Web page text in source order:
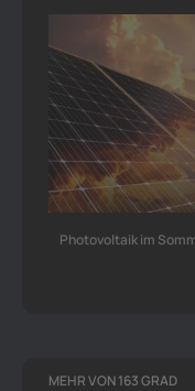
Photovoltaik im
MEHR VON 163 GRAD